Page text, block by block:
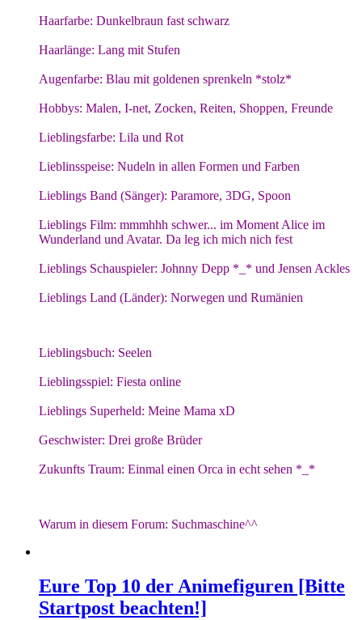
Haarfarbe: Dunkelbraun fast schwarz
Haarlänge: Lang mit Stufen
Augenfarbe: Blau mit goldenen sprenkeln *stolz*
Hobbys: Malen, I-net, Zocken, Reiten, Shoppen, Freunde
Lieblingsfarbe: Lila und Rot
Lieblinsspeise: Nudeln in allen Formen und Farben
Lieblings Band (Sänger): Paramore, 3DG, Spoon
Lieblings Film: mmmhhh schwer... im Moment Alice im
Wunderland und Avatar. Da leg ich mich nich fest
Lieblings Schauspieler: Johnny Depp *_* und Jensen Ackles
Lieblings Land (Länder): Norwegen und Rumänien
Lieblingsbuch: Seelen
Lieblingsspiel: Fiesta online
Lieblings Superheld: Meine Mama xD
Geschwister: Drei große Brüder
Zukunfts Traum: Einmal einen Orca in echt sehen *_*
Warum in diesem Forum: Suchmaschine^^
Eure Top 10 der Animefiguren [Bitte
Startpost beachten!]